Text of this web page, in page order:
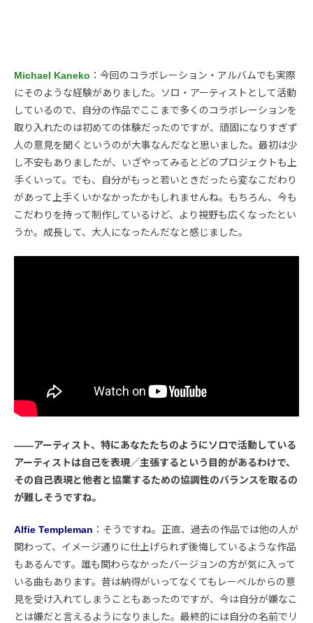
Michael Kaneko ：今回のコラボレーション・アルバムでも実際
にそのような経験がありました。ソロ・アーティストとして活動
しているので、自分の作品でここまで多くのコラボレーションを
取り入れたのは初めての体験だったのですが、頑固になりすぎず
人の意見を聞くというのが大事なんだなと思いました。最初は少
し不安もありましたが、いざやってみるとどのプロジェクトも上
手くいって。でも、自分がもっと若いときだったら変なこだわり
があって上手くいかなかったかもしれませんね。もちろん、今も
こだわりを持って制作しているけど、より視野も広くなったとい
うか。成長して、大人になったんだなと感じました。
――アーティスト、特にあなたたちのようにソロで活動している
アーティストは自己を表現／主張するという目的があるわけで、
その自己表現と他者と協業するための協調性のバランスを取るの
が難しそうですね。
Alfie Templeman ：そうですね。正直、過去の作品では他の人が
関わって、イメージ通りに仕上げられず後悔しているような作品
もあるんです。誰も関わらなかったバージョンの方が気に入って
いる曲もあります。昔は納得がいってなくてもレーベルからの意
見を受け入れてしまうこともあったのですが、今は自分が嫌なこ
とは嫌だと言えるようになりました。最終的には自分の名前でリ